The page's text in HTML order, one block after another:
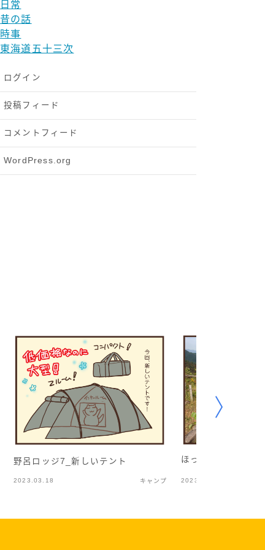
日常
昔の話
時事
東海道五十三次
ログイン
投稿フィード
コメントフィード
WordPress.org
野呂ロッジ7_新しいテント
2023.03.18 キャンプ
ほったらかし1_予
2023.11.25